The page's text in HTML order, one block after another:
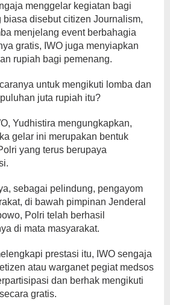
menggelar kegiatan bagi
biasa disebut citizen Journalism,
menjelang event berbahagia
gratis, IWO juga menyiapkan
rupiah bagi pemenang.
untuk mengikuti lomba dan
juta rupiah itu?
Yudhistira mengungkapkan,
gelar ini merupakan bentuk
yang terus berupaya
sebagai pelindung, pengayom
di bawah pimpinan Jenderal
Polri telah berhasil
di mata masyarakat.
prestasi itu, IWO sengaja
atau warganet pegiat medsos
dan berhak mengikuti
gratis.